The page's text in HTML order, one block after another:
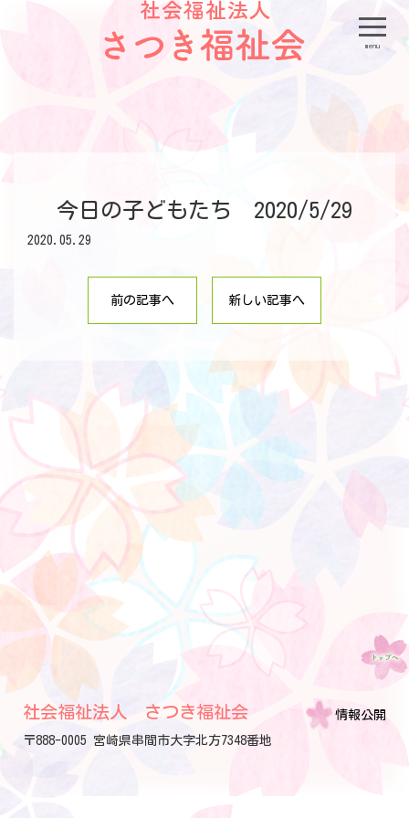
menu
今日の子どもたち 2020/5/29
2020.05.29
前の記事へ 新しい記事へ
社会福祉法人 さつき福祉会
〒888-0005 宮崎県串間市大字北方7348番地
情報公開